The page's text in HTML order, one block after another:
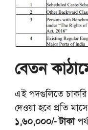
বেতন
এই পদগুলিতে চাকরি
দেওয়া হবে প্রতি মাসে
১,৬০,০০০/- টাকা